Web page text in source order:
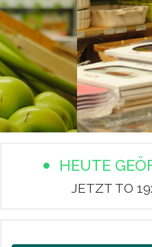
HEUTE
JETZT TO